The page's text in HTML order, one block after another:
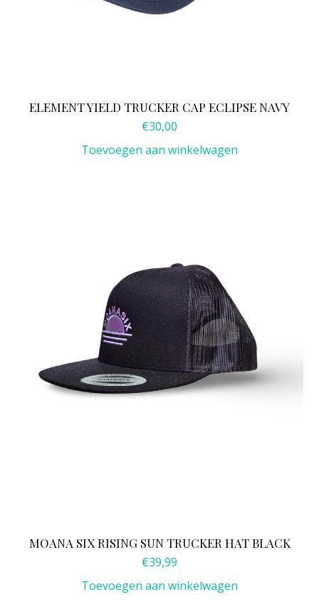
ELEMENT YIELD TRUCKER CAP ECLIPSE NAVY
€30,00
Toevoegen aan winkelwagen
MOANA SIX RISING SUN TRUCKER HAT BLACK
€39,99
Toevoegen aan winkelwagen